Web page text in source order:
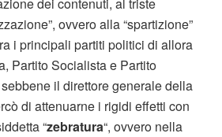
dei contenuti, al triste
ovvero alla “spartizione”
i principali partiti politici di allora
Partito Socialista e Partito
il direttore generale della
di attenuarne i rigidi effetti con
“zebratura“, ovvero nella